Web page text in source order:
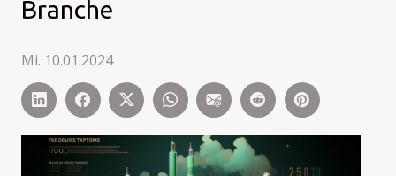
Branche
Mi. 10.01.2024